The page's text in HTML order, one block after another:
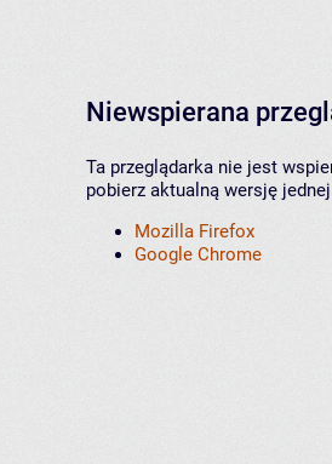
Niewspierana
Ta przeglądarka nie jest
pobierz aktualną wersję
Mozilla Firefox
Google Chrome